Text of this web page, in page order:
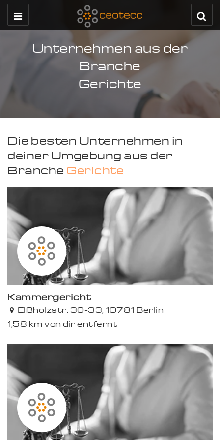
Unternehmen aus der
Branche
Gerichte
Die besten Unternehmen in
deiner Umgebung aus der
Branche Gerichte
Kammergericht
Elßholzstr. 30-33, 10781 Berlin
1,58 km von dir entfernt